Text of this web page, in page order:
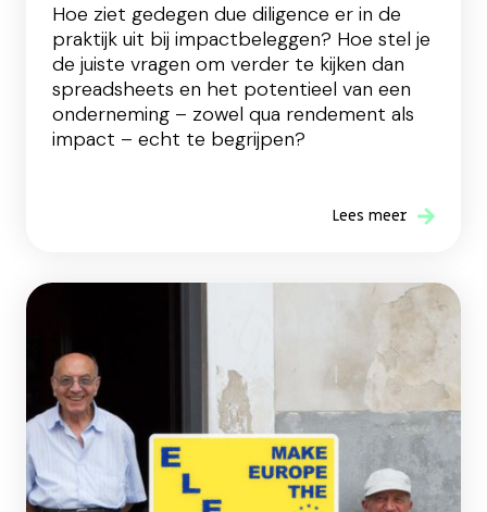
Hoe ziet gedegen due diligence er in de
praktijk uit bij impactbeleggen? Hoe stel je
de juiste vragen om verder te kijken dan
spreadsheets en het potentieel van een
onderneming – zowel qua rendement als
impact – echt te begrijpen?
Lees meer